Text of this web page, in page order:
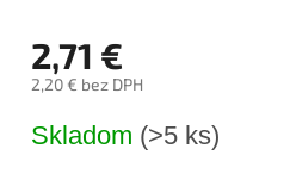
2,71 €
2,20 € bez DPH
cena:
Skladom (>5 ks)